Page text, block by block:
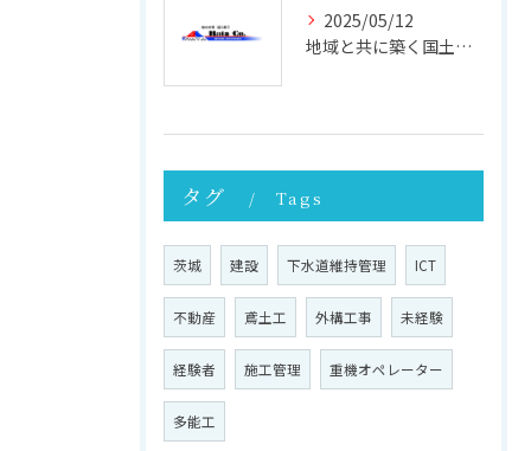
2025/05/12
地域と共に築く国土強靭化の未来 ─ その重要性と実践への第一歩
タグ Tags
茨城 建設 下水道維持管理 ICT
不動産 鳶土工 外構工事 未経験
経験者 施工管理 重機オペレーター
多能工